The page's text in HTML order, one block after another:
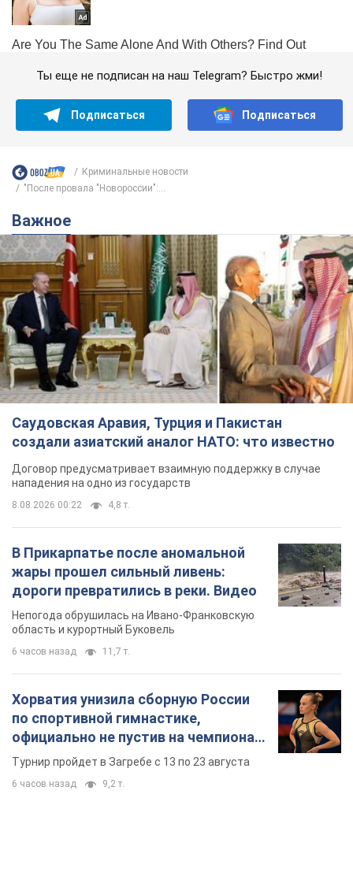
Ты еще не подписан на наш Telegram? Быстро жми!
Подписаться Подписаться
Криминальные новости
"После провала "Новороссии":...
Важное
Саудовская Аравия, Турция и Пакистан
создали азиатский аналог НАТО: что известно
Договор предусматривает взаимную поддержку в случае
нападения на одно из государств
8.08.2026 00:22 4,8 т.
В Прикарпатье после аномальной
жары прошел сильный ливень:
дороги превратились в реки. Видео
Непогода обрушилась на Ивано-Франковскую
область и курортный Буковель
6 часов назад 11,7 т.
Хорватия унизила сборную России
по спортивной гимнастике,
официально не пустив на чемпионат
Европы основных спортсменов
Турнир пройдет в Загребе с 13 по 23 августа
6 часов назад 9,2 т.